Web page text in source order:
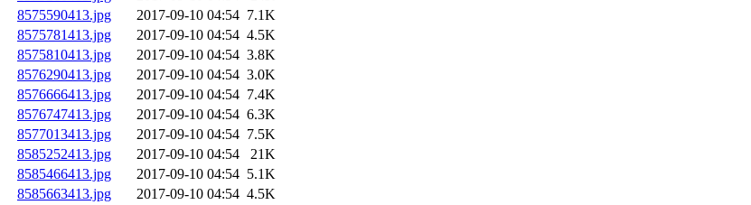
8575590413.jpg
2017-09-10 04:54 7.1K
8575781413.jpg
2017-09-10 04:54 4.5K
8575810413.jpg
2017-09-10 04:54 3.8K
8576290413.jpg
2017-09-10 04:54 3.0K
8576666413.jpg
2017-09-10 04:54 7.4K
8576747413.jpg
2017-09-10 04:54 6.3K
8577013413.jpg
2017-09-10 04:54 7.5K
8585252413.jpg
2017-09-10 04:54
21K
8585466413.jpg
2017-09-10 04:54 5.1K
8585663413.jpg
2017-09-10 04:54 4.5K